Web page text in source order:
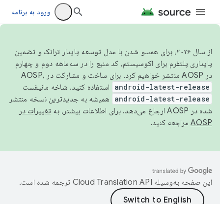
ورود به برنامه
از سال ۲۰۲۶، برای همسو شدن با مدل توسعه پایدار ترانک و تضمین
پایداری پلتفرم برای اکوسیستم، کد منبع را در سه‌ماهه دوم و چهارم
در AOSP منتشر خواهیم کرد. برای ساخت و مشارکت در AOSP،
android-latest-release استفاده کنید. شاخه مانیفست
android-latest-release
همیشه به جدیدترین نسخه منتشر
شده در AOSP ارجاع می‌دهد. برای اطلاعات بیشتر، به
تغییرات در
AOSP مراجعه کنید.
این صفحه به‌وسیله ترجمه شده است.